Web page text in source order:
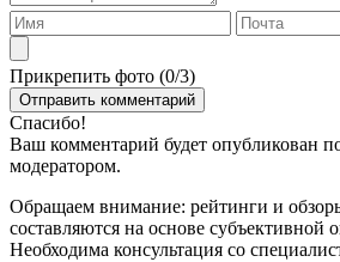
Прикрепить фото (0/3)
Спасибо!
Ваш комментарий будет опубликован
модератором.
Обращаем внимание: рейтинги и
составляются на основе субъективной
Необходима консультация со